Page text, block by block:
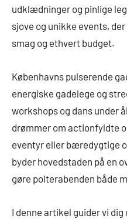
udklædninger og pinlige
sjove og unikke events,
smag og ethvert budget.
Københavns pulserende
energiske gadelege og
workshops og dans under
drømmer om actionfyldte
eventyr eller bæredygtige
byder hovedstaden på en
gøre polterabenden både
I denne artikel guider vi